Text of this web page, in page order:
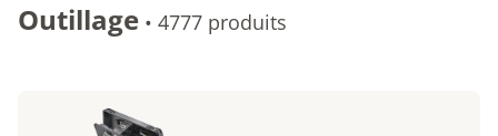
Outillage • 4777 produits